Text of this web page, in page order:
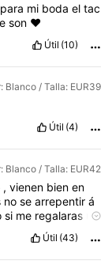
para mi boda el tac
son ❤️
Útil (10)
Blanco / Talla: EUR39
Útil (4)
Blanco / Talla: EUR42
, vienen bien en
nosearrepentirá
si me regalaras
un
Útil (43)